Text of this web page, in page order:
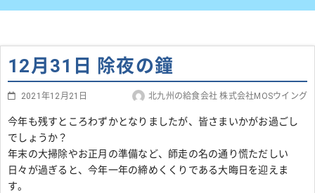
12月31日 除夜の鐘
2021年12月21日 北九州の給食会社 株式会社MOSウイング
今年も残すところわずかとなりましたが、皆さまいかがお過ごし
でしょうか？
年末の大掃除やお正月の準備など、師走の名の通り慌ただしい
日々が過ぎると、今年一年の締めくくりである大晦日を迎えま
す。